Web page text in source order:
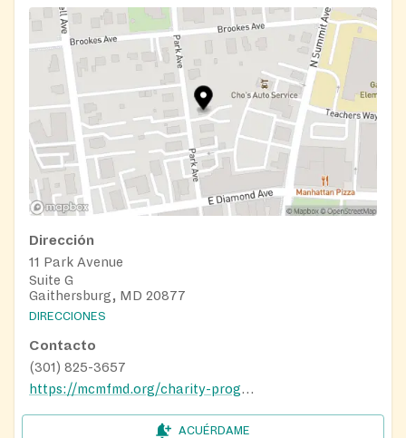
Dirección
11 Park Avenue
Suite G
Gaithersburg, MD 20877
DIRECCIONES
Contacto
(301) 825-3657
https://mcmfmd.org/charity-programs
ACUÉRDAME